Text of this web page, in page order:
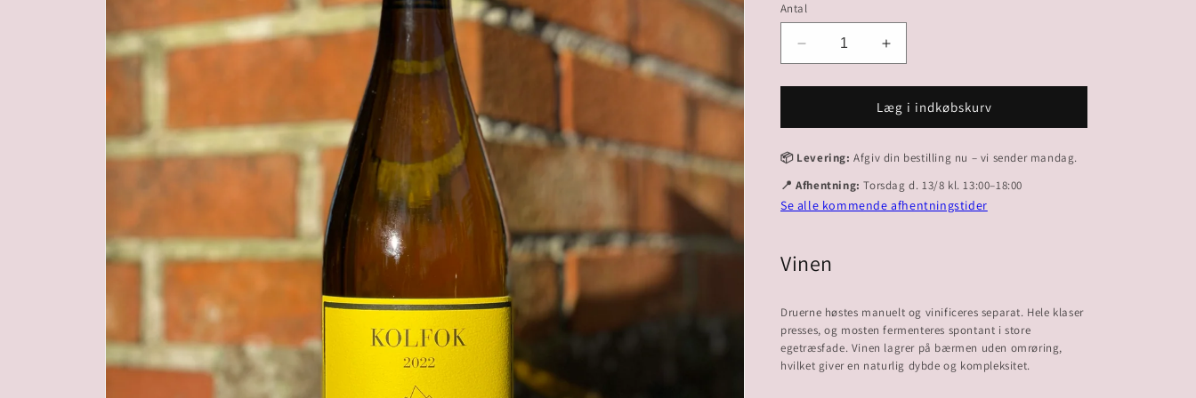
Antal
Reducer
antallet
for
Querschnitt
Øg
antallet
for
2022
Querschnitt
Læg i indkøbskurv
📦 Levering:Afgiv din bestilling nu – vi sender mandag.
📍 Afhentning: Torsdag d. 13/8 kl. 13:00–18:00
Se alle kommende afhentningstider
Vinen
Druerne høstes manuelt og vinificeres separat. Hele klaser
presses, og mosten fermenteres spontant i store
egetræsfade. Vinen lagrer på bærmen uden omrøring,